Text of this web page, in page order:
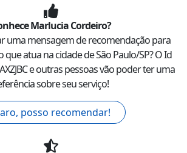
Marlucia Cordeiro?
uma mensagem de recomendação para
que atua na cidade deSão Paulo/SP? O Id
e outras pessoas vão poder ter uma
sobre seu serviço!
posso recomendar!